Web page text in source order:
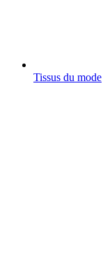
Tissus du mode